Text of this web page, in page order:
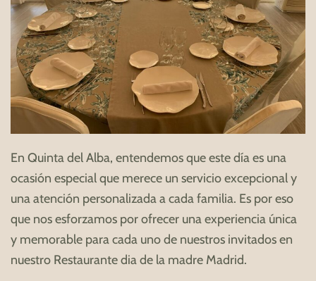
En Quinta del Alba, entendemos que este día es una
ocasión especial que merece un servicio excepcional y
una atención personalizada a cada familia. Es por eso
que nos esforzamos por ofrecer una experiencia única
y memorable para cada uno de nuestros invitados en
nuestro Restaurante dia de la madre Madrid.